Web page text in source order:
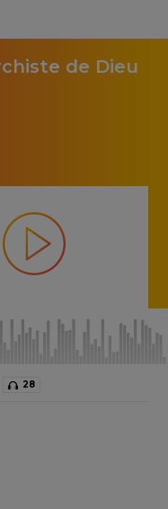
de Dieu
28